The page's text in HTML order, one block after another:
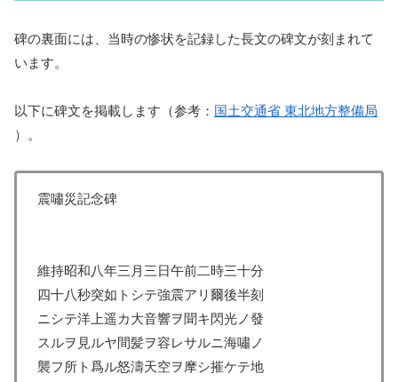
碑の裏面には、当時の惨状を記録した長文の碑文が刻まれて
います。
以下に碑文を掲載します（参考： 国土交通省 東北地方整備局
）。
震嘯災記念碑
維持昭和八年三月三日午前二時三十分
四十八秒突如トシテ強震アリ爾後半刻
ニシテ洋上遥カ大音響ヲ聞キ閃光ノ發
スルヲ見ルヤ間髪ヲ容レサルニ海嘯ノ
襲フ所ト爲ル怒濤天空ヲ摩シ摧ケテ地